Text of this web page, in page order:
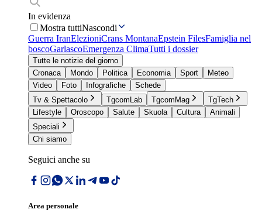
In evidenza
Mostra tuttiNascondi
Guerra IranElezioniCrans MontanaEpstein FilesFamiglia nel
boscoGarlascoEmergenza ClimaTutti i dossier
Tutte le notizie del giorno
Cronaca
Mondo Politica Economia Sport
Meteo
Video
Foto Infografiche
Schede
Tv & Spettacolo
TgcomLab TgcomMag
TgTech
Lifestyle
Oroscopo Salute Skuola Cultura
Animali
Speciali
Chi siamo
Seguici anche su
Area personale